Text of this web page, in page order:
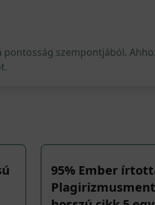
szempontjából.
95% Ember